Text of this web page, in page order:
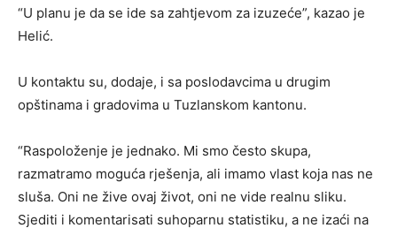
“U planu je da se ide sa zahtjevom za izuzeće”, kazao je
Helić.
U kontaktu su, dodaje, i sa poslodavcima u drugim
opštinama i gradovima u Tuzlanskom kantonu.
“Raspoloženje je jednako. Mi smo često skupa,
razmatramo moguća rješenja, ali imamo vlast koja nas ne
sluša. Oni ne žive ovaj život, oni ne vide realnu sliku.
Sjediti i komentarisati suhoparnu statistiku, a ne izaći na